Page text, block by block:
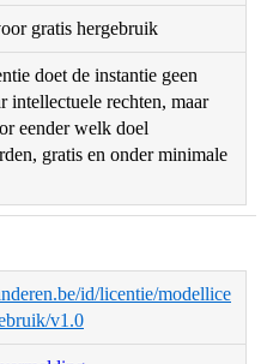
gratis hergebruik
doet de instantie geen
intellectuele rechten, maar
eender welk doel
gratis en onder minimale
id/licentie/modellice
v1.0